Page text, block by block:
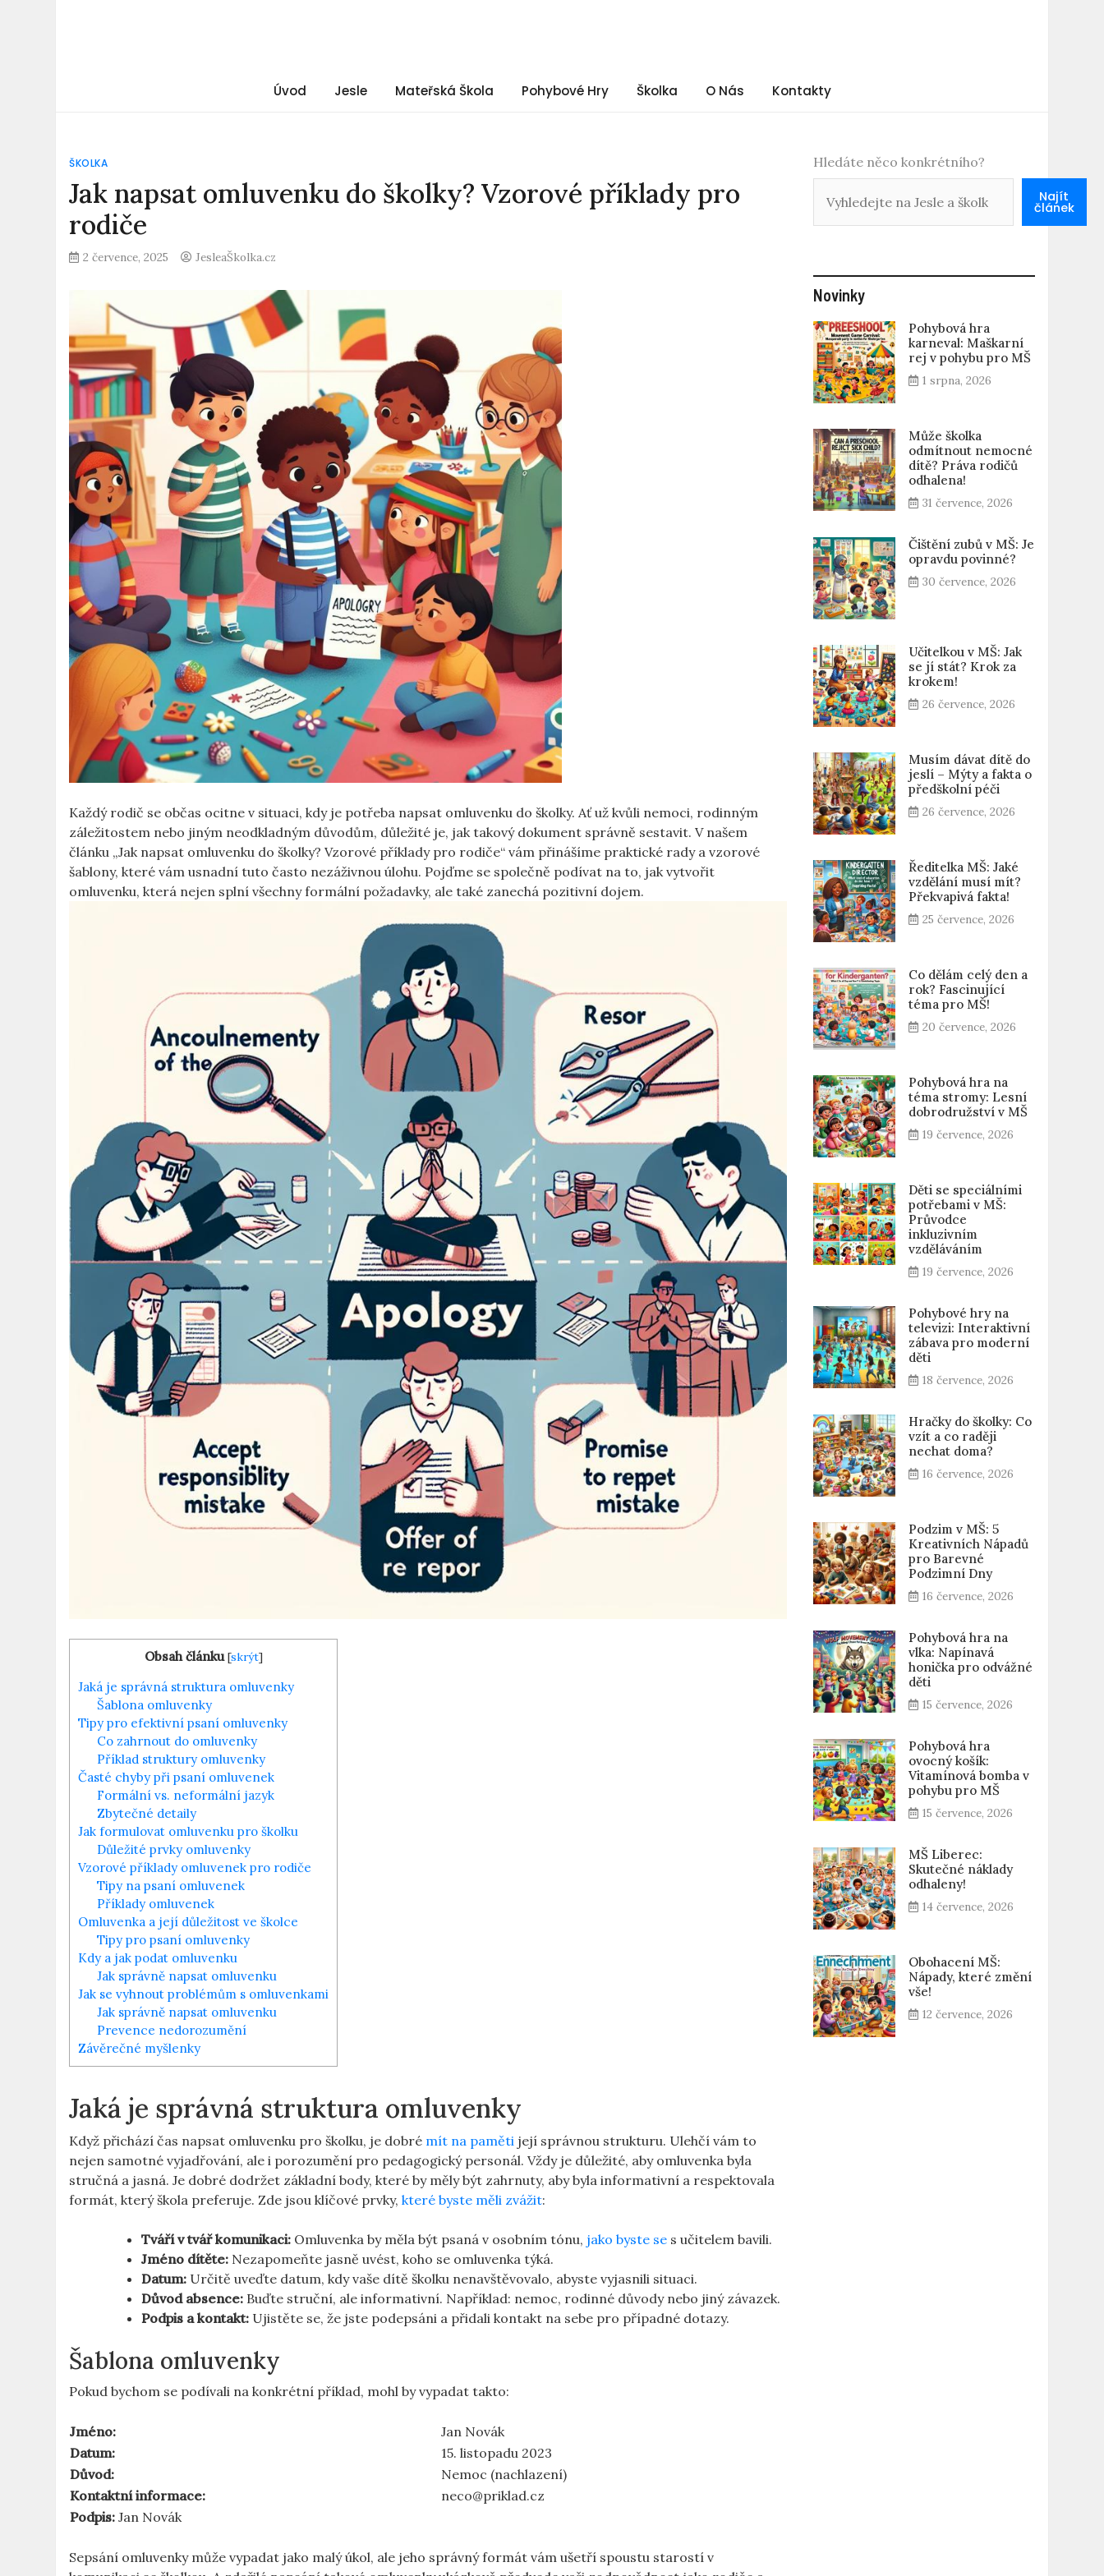
Úvod Jesle Mateřská Škola Pohybové Hry Školka O Nás Kontakty
ŠKOLKA
Jak napsat omluvenku do školky? Vzorové příklady pro
rodiče
2 července, 2025 JesleaŠkolka.cz
Každý rodič se občas ocitne v situaci, kdy je potřeba napsat omluvenku do školky. Ať už kvůli nemoci, rodinným
záležitostem nebo jiným neodkladným důvodům, důležité je, jak takový dokument správně sestavit. V našem
článku „Jak napsat omluvenku do školky? Vzorové příklady pro rodiče“ vám přinášíme praktické rady a vzorové
šablony, které vám usnadní tuto často nezáživnou úlohu. Pojďme se společně podívat na to, jak vytvořit
omluvenku, která nejen splní všechny formální požadavky, ale také zanechá pozitivní dojem.
Obsah článku [skrýt]
Jaká je správná struktura omluvenky
Šablona omluvenky
Tipy pro efektivní psaní omluvenky
Co zahrnout do omluvenky
Příklad struktury omluvenky
Časté chyby při psaní omluvenek
Formální vs. neformální jazyk
Zbytečné detaily
Jak formulovat omluvenku pro školku
Důležité prvky omluvenky
Vzorové příklady omluvenek pro rodiče
Tipy na psaní omluvenek
Příklady omluvenek
Omluvenka a její důležitost ve školce
Tipy pro psaní omluvenky
Kdy a jak podat omluvenku
Jak správně napsat omluvenku
Jak se vyhnout problémům s omluvenkami
Jak správně napsat omluvenku
Prevence nedorozumění
Závěrečné myšlenky
Jaká je správná struktura omluvenky
Když přichází čas napsat omluvenku pro školku, je dobré mít na paměti její správnou strukturu. Ulehčí vám to
nejen samotné vyjadřování, ale i porozumění pro pedagogický personál. Vždy je důležité, aby omluvenka byla
stručná a jasná. Je dobré dodržet základní body, které by měly být zahrnuty, aby byla informativní a respektovala
formát, který škola preferuje. Zde jsou klíčové prvky,které byste měli zvážit:
Tváří v tvář komunikaci: Omluvenka by měla být psaná v osobním tónu, jako byste se s učitelem bavili.
Jméno dítěte: Nezapomeňte jasně uvést, koho se omluvenka týká.
Datum: Určitě uveďte datum, kdy vaše dítě školku nenavštěvovalo, abyste vyjasnili situaci.
Důvod absence: Buďte struční, ale informativní. Například: nemoc, rodinné důvody nebo jiný závazek.
Podpis a kontakt: Ujistěte se, že jste podepsáni a přidali kontakt na sebe pro případné dotazy.
Šablona omluvenky
Pokud bychom se podívali na konkrétní příklad, mohl by vypadat takto:
Jméno:
Jan Novák
Datum:
15. listopadu 2023
Důvod:
Nemoc (nachlazení)
Kontaktní informace:
neco@priklad.cz
Podpis: Jan Novák
Sepsání omluvenky může vypadat jako malý úkol, ale jeho správný formát vám ušetří spoustu starostí v
Hledáte něco konkrétního?
Najít
článek
Novinky
Pohybová hra
karneval: Maškarní
rej v pohybu pro MŠ
1 srpna, 2026
Může školka
odmítnout nemocné
dítě? Práva rodičů
odhalena!
31 července, 2026
Čištění zubů v MŠ: Je
opravdu povinné?
30 července, 2026
Učitelkou v MŠ: Jak
se jí stát? Krok za
krokem!
26 července, 2026
Musím dávat dítě do
jeslí – Mýty a fakta o
předškolní péči
26 července, 2026
Ředitelka MŠ: Jaké
vzdělání musí mít?
Překvapivá fakta!
25 července, 2026
Co dělám celý den a
rok? Fascinující
téma pro MŠ!
20 července, 2026
Pohybová hra na
téma stromy: Lesní
dobrodružství v MŠ
19 července, 2026
Děti se speciálními
potřebami v MŠ:
Průvodce
inkluzivním
vzděláváním
19 července, 2026
Pohybové hry na
televizi: Interaktivní
zábava pro moderní
děti
18 července, 2026
Hračky do školky: Co
vzít a co raději
nechat doma?
16 července, 2026
Podzim v MŠ: 5
Kreativních Nápadů
pro Barevné
Podzimní Dny
16 července, 2026
Pohybová hra na
vlka: Napínavá
honička pro odvážné
děti
15 července, 2026
Pohybová hra
ovocný košík:
Vitamínová bomba v
pohybu pro MŠ
15 července, 2026
MŠ Liberec:
Skutečné náklady
odhaleny!
14 července, 2026
Obohacení MŠ:
Nápady, které změní
vše!
12 července, 2026